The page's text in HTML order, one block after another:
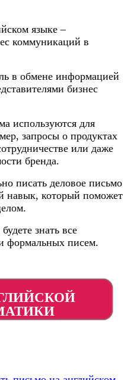
языке –
коммуникаций в
в обмене информацией
бизнес
используются для
запросы о продуктах
или даже
бренда.
писать деловое письмо
навык, который поможет
знать все
формальных писем.